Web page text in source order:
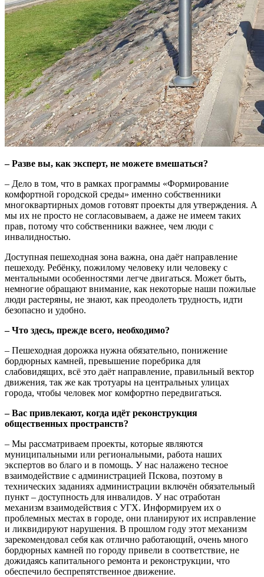
– Разве вы, как эксперт, не можете вмешаться?
– Дело в том, что в рамках программы «Формирование
комфортной городской среды» именно собственники
многоквартирных домов готовят проекты для утверждения. А
мы их не просто не согласовываем, а даже не имеем таких
прав, потому что собственники важнее, чем люди с
инвалидностью.
Доступная пешеходная зона важна, она даёт направление
пешеходу. Ребёнку, пожилому человеку или человеку с
ментальными особенностями легче двигаться. Может быть,
немногие обращают внимание, как некоторые наши пожилые
люди растеряны, не знают, как преодолеть трудность, идти
безопасно и удобно.
– Что здесь, прежде всего, необходимо?
– Пешеходная дорожка нужна обязательно, понижение
бордюрных камней, превышение поребрика для
слабовидящих, всё это даёт направление, правильный вектор
движения, так же как тротуары на центральных улицах
города, чтобы человек мог комфортно передвигаться.
– Вас привлекают, когда идёт реконструкция
общественных пространств?
– Мы рассматриваем проекты, которые являются
муниципальными или региональными, работа наших
экспертов во благо и в помощь. У нас налажено тесное
взаимодействие с администрацией Пскова, поэтому в
технических заданиях администрации включён обязательный
пункт – доступность для инвалидов. У нас отработан
механизм взаимодействия с УГХ. Информируем их о
проблемных местах в городе, они планируют их исправление
и ликвидируют нарушения. В прошлом году этот механизм
зарекомендовал себя как отлично работающий, очень много
бордюрных камней по городу привели в соответствие, не
дожидаясь капитального ремонта и реконструкции, что
обеспечило беспрепятственное движение.